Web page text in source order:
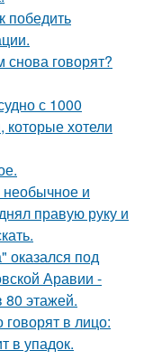
победить
снова говорят?
с 1000
хотели
необычное и
правую руку и
под
Аравии -
этажей.
в лицо:
в упадок.